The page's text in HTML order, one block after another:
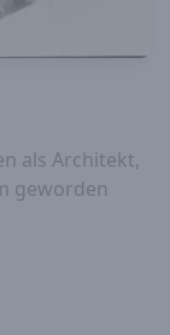
als Architekt,
geworden